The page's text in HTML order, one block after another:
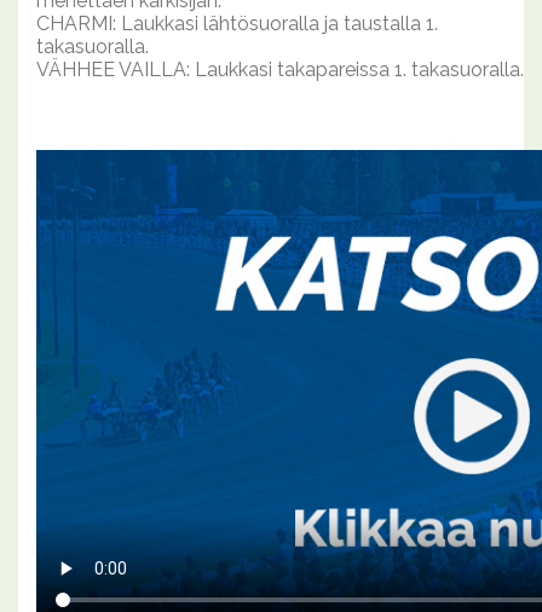
CHARMI: Laukkasi lähtösuoralla ja taustalla 1.
takasuoralla.
VÄHHEE VAILLA: Laukkasi takapareissa 1. takasuoralla.